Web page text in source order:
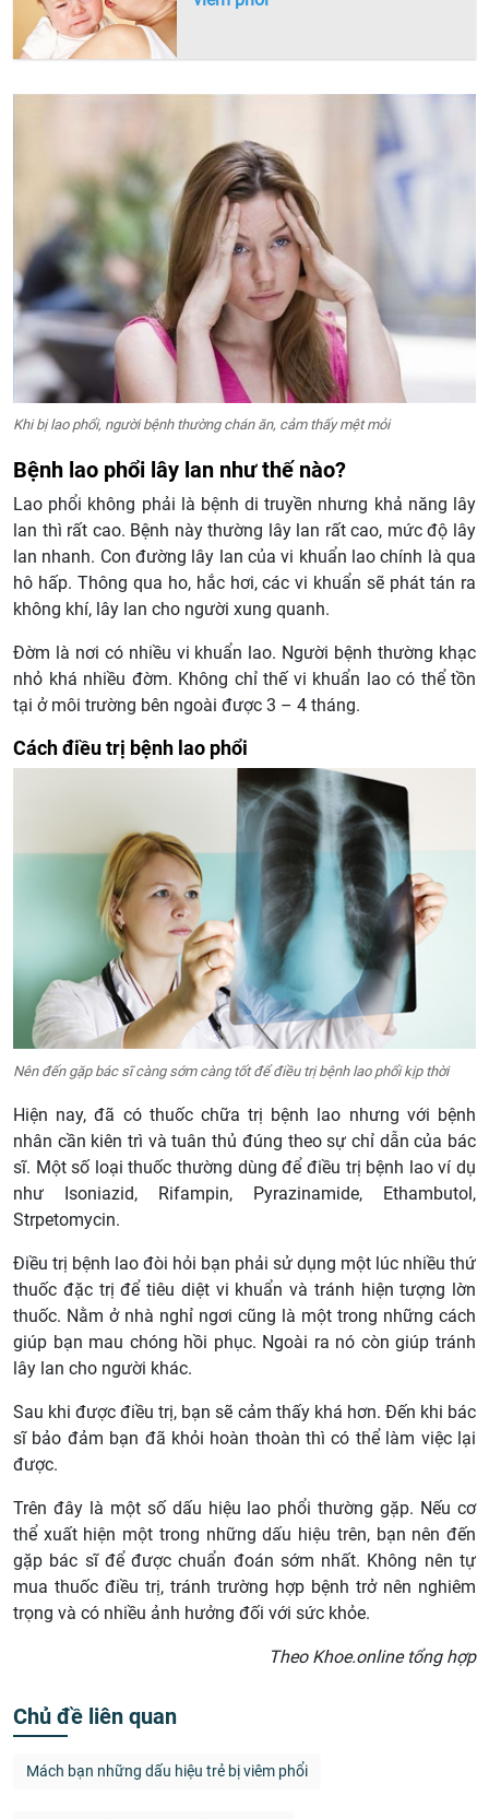
Khi bị lao phổi, người bệnh thường chán ăn, cảm thấy mệt mỏi
Bệnh lao phổi lây lan như thế nào?
Lao phổi không phải là bệnh di truyền nhưng khả năng lây
lan thì rất cao. Bệnh này thường lây lan rất cao, mức độ lây
lan nhanh. Con đường lây lan của vi khuẩn lao chính là qua
hô hấp. Thông qua ho, hắc hơi, các vi khuẩn sẽ phát tán ra
không khí, lây lan cho người xung quanh.
Đờm là nơi có nhiều vi khuẩn lao. Người bệnh thường khạc
nhỏ khá nhiều đờm. Không chỉ thế vi khuẩn lao có thể tồn
tại ở môi trường bên ngoài được 3 – 4 tháng.
Cách điều trị bệnh lao phổi
Nên đến gặp bác sĩ càng sớm càng tốt để điều trị bệnh lao phổi kịp thời
Hiện nay, đã có thuốc chữa trị bệnh lao nhưng với bệnh
nhân cần kiên trì và tuân thủ đúng theo sự chỉ dẫn của bác
sĩ. Một số loại thuốc thường dùng để điều trị bệnh lao ví dụ
như Isoniazid, Rifampin, Pyrazinamide, Ethambutol,
Strpetomycin.
Điều trị bệnh lao đòi hỏi bạn phải sử dụng một lúc nhiều thứ
thuốc đặc trị để tiêu diệt vi khuẩn và tránh hiện tượng lờn
thuốc. Nằm ở nhà nghỉ ngơi cũng là một trong những cách
giúp bạn mau chóng hồi phục. Ngoài ra nó còn giúp tránh
lây lan cho người khác.
Sau khi được điều trị, bạn sẽ cảm thấy khá hơn. Đến khi bác
sĩ bảo đảm bạn đã khỏi hoàn thoàn thì có thể làm việc lại
được.
Trên đây là một số dấu hiệu lao phổi thường gặp. Nếu cơ
thể xuất hiện một trong những dấu hiệu trên, bạn nên đến
gặp bác sĩ để được chuẩn đoán sớm nhất. Không nên tự
mua thuốc điều trị, tránh trường hợp bệnh trở nên nghiêm
trọng và có nhiều ảnh hưởng đối với sức khỏe.
Theo Khoe.online tổng hợp
Chủ đề liên quan
Mách bạn những dấu hiệu trẻ bị viêm phổi